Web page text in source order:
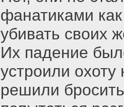
фанатиками
убивать своих
Их падение
устроили охоту
решили